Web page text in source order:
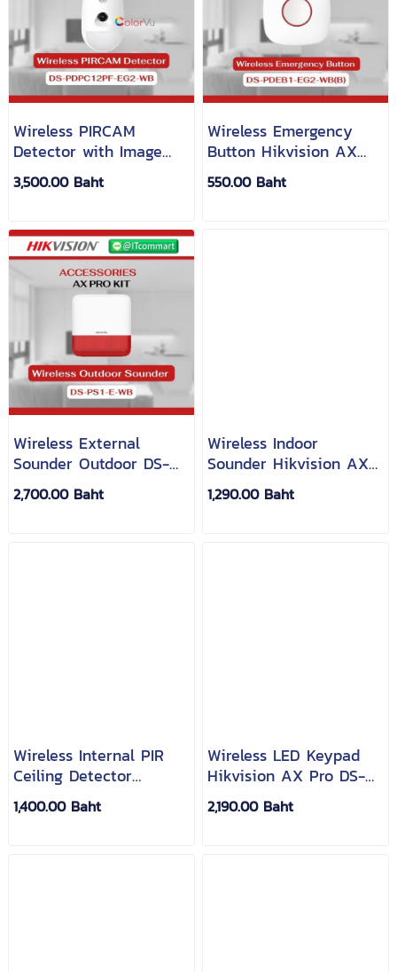
Wireless PIRCAM
Detector with Image
ColorVu Hikvision AX
Pro DS-PDPC12PF-EG2-
3,500.00 Baht
Wireless Emergency
Button Hikvision AX
Pro DS-PDEB1-EG2-WB
550.00 Baht
Wireless External
Sounder Outdoor DS-
PS1-E-WB Hikvision AX
Pro
2,700.00 Baht
Wireless Indoor
Sounder Hikvision AX
Pro DS-PS1-I-WB
1,290.00 Baht
Wireless Internal PIR
Ceiling Detector
Hikvision AX Pro DS-
PDCL12-EG2-WB
1,400.00 Baht
Wireless LED Keypad
Hikvision AX Pro DS-
PK1-E-WB
2,190.00 Baht